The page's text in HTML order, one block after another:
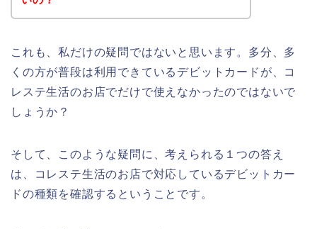
これも、私だけの疑問ではないと思います。多分、多
くの方が普段は利用できているデビットカードが、コ
レステ生活のお店でだけで使えなかったのではないで
しょうか？
そして、このような疑問に、考えられる１つの答え
は、コレステ生活のお店で対応しているデビットカー
ドの種類を確認するということです。